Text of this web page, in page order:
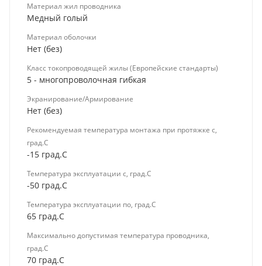
Материал жил проводника
Медный голый
Материал оболочки
Нет (без)
Класс токопроводящей жилы (Европейские стандарты)
5 - многопроволочная гибкая
Экранирование/Армирование
Нет (без)
Рекомендуемая температура монтажа при протяжке с,
град.C
-15 град.C
Температура эксплуатации с, град.C
-50 град.C
Температура эксплуатации по, град.C
65 град.C
Максимально допустимая температура проводника,
град.C
70 град.C